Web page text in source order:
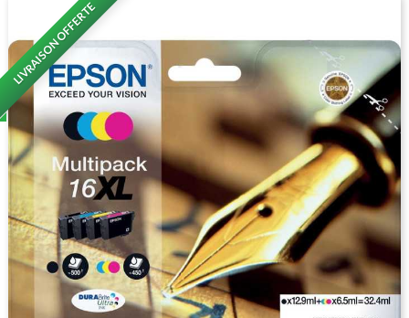
LIVRAISON OFFERTE